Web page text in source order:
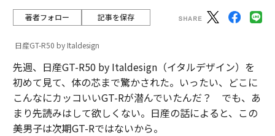
著者フォロー 記事を保存
日産GT-R50 by Italdesign
先週、日産GT-R50 by Italdesign（イタルデザイン）を
初めて見て、体の芯まで驚かされた。いったい、どこに
こんなにカッコいいGT-Rが潜んでいたんだ？ でも、あ
まり先読みはして欲しくない。日産の話によると、この
美男子は次期GT-Rではないから。